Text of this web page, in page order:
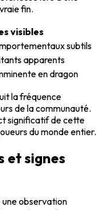
fin.
visibles
subtils
apparents
en dragon
la fréquence
de la communauté.
significatif de cette
du monde entier.
et signes
une observation